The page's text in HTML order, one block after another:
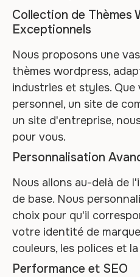
Collection de Thèmes
Exceptionnels
Nous proposons une
thèmes wordpress,
industries et styles.
personnel, un site de
un site d'entreprise,
pour vous.
Personnalisation
Nous allons au-delà de
de base. Nous
choix pour qu'il
votre identité de
couleurs, les polices et
Performance et SEO